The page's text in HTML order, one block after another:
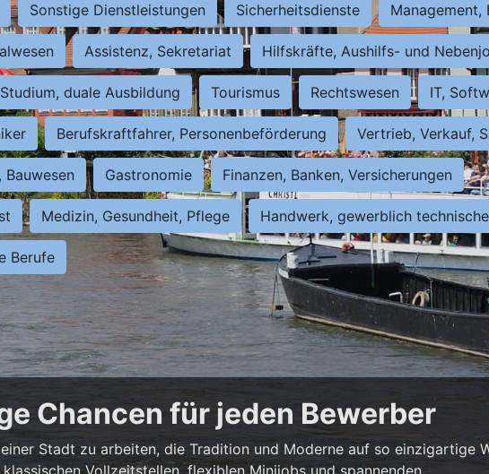
Sonstige Dienstleistungen Sicherheitsdienste Management,
Assistenz, Sekretariat Hilfskräfte, Aushilfs- und
duale Ausbildung Tourismus Rechtswesen IT,
Berufskraftfahrer, Personenbeförderung Vertrieb, Verkauf,
Gastronomie Finanzen, Banken, Versicherungen
Medizin, Gesundheit, Pflege Handwerk, gewerblich
Berufe
Chancen für jeden Bewerber
Stadt zu arbeiten, die Tradition und Moderne auf so einzigartige